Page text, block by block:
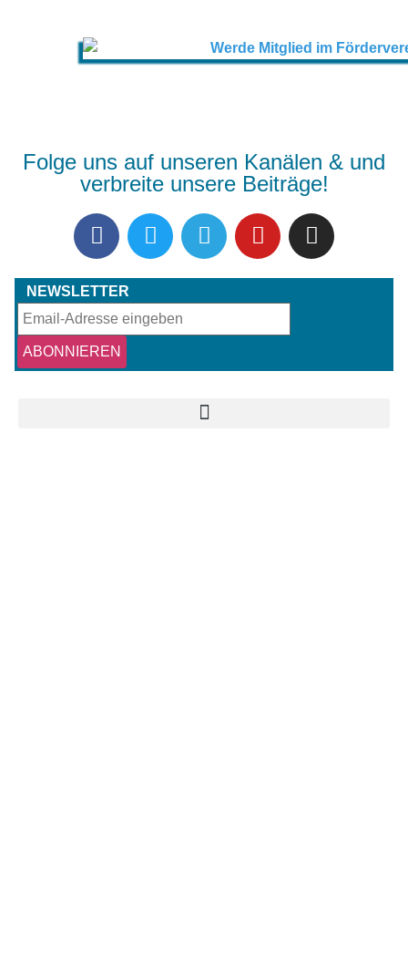
Folge uns auf unseren Kanälen & und
verbreite unsere Beiträge!
NEWSLETTER